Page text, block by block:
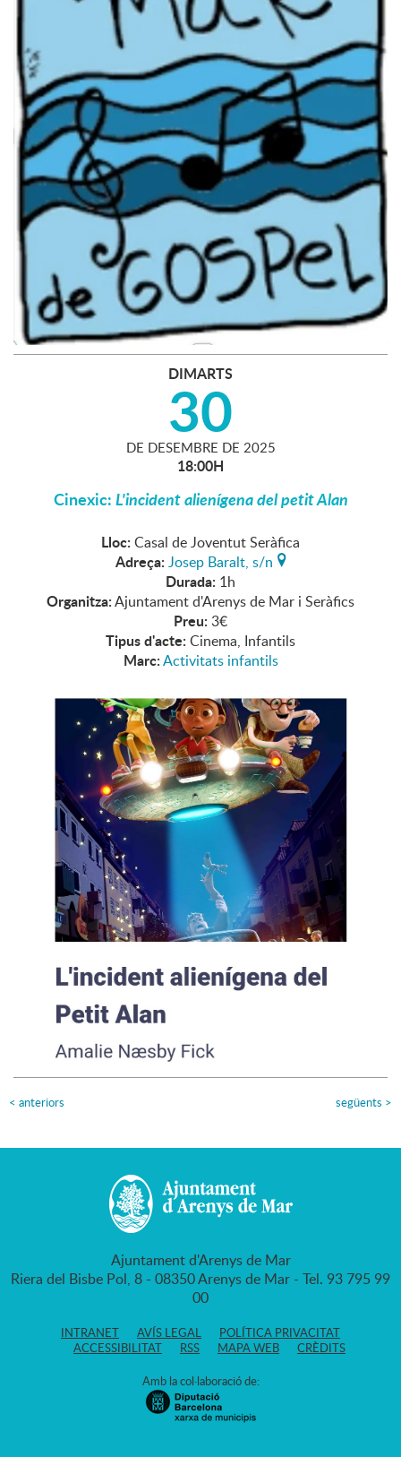
DIMARTS
30
DE DESEMBRE DE 2025
18:00H
Cinexic:L'incident alienígena del petit Alan
Lloc: Casal de Joventut Seràfica
Adreça: Josep Baralt, s/n
Durada: 1h
Organitza:Ajuntament d'Arenys de Mar i Seràfics
Preu: 3€
Tipus d'acte: Cinema, Infantils
Marc:Activitats infantils
< anteriors següents >
Ajuntament d'Arenys de Mar
Riera del Bisbe Pol, 8 - 08350 Arenys de Mar - Tel. 93 795 99
00
INTRANET AVÍS LEGAL
POLÍTICA PRIVACITAT
ACCESSIBILITAT
RSS MAPA WEB CRÈDITS
Amb la col·laboració de: